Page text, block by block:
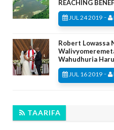
REACHING
JUL 24 2019 -
Robert Lowassa
Wahudhuria
JUL 16 2019 -
TAARIFA